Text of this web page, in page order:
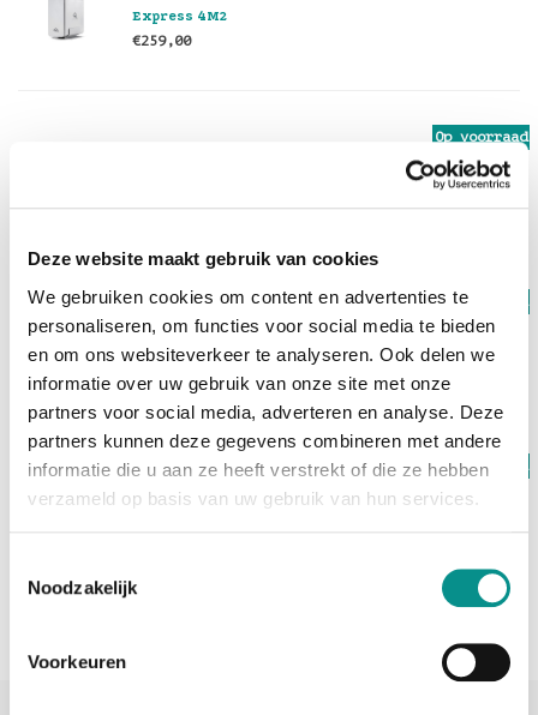
Deze website maakt gebruik van cookies
We gebruiken cookies om content en advertenties te
personaliseren, om functies voor social media te bieden
en om ons websiteverkeer te analyseren. Ook delen we
informatie over uw gebruik van onze site met onze
partners voor social media, adverteren en analyse. Deze
partners kunnen deze gegevens combineren met andere
informatie die u aan ze heeft verstrekt of die ze hebben
verzameld op basis van uw gebruik van hun services.
Noodzakelijk
Voorkeuren
Express 4M2
€259,00
Op voorraad
€419,00
Op voorraad
OWC
Express 4M2 Ultra
Op voorraad
Express 4M2 Ultra Incl SoftRAID